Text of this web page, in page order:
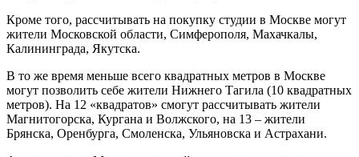
Кроме того, рассчитывать на покупку студии в Москве могут
жители Московской области, Симферополя, Махачкалы,
Калининграда, Якутска.
В то же время меньше всего квадратных метров в Москве
могут позволить себе жители Нижнего Тагила (10 квадратных
метров). На 12 «квадратов» смогут рассчитывать жители
Магнитогорска, Кургана и Волжского, на 13 – жители
Брянска, Оренбурга, Смоленска, Ульяновска и Астрахани.